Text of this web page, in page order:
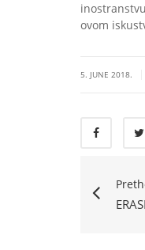
ovom
5. JUNE 2018.